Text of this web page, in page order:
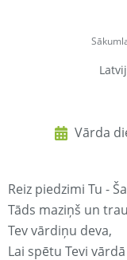
Vārda
Reiz piedzimi Tu -
Tāds maziņš un
Tev vārdiņu deva,
Lai spētu Tevi